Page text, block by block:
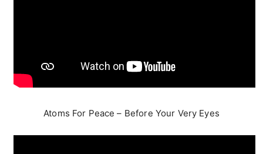
Atoms For Peace – Before Your Very Eyes